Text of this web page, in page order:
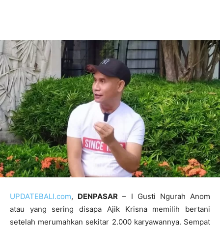
UPDATEBALI.com, DENPASAR – I Gusti Ngurah Anom
atau yang sering disapa Ajik Krisna memilih bertani
setelah merumahkan sekitar 2.000 karyawannya. Sempat